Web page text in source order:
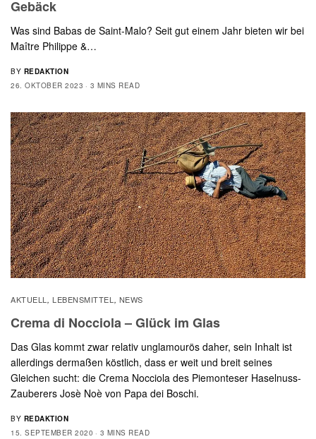
Gebäck
Was sind Babas de Saint-Malo? Seit gut einem Jahr bieten wir bei
Maître Philippe &…
BY REDAKTION
26. OKTOBER 2023
3 MINS READ
AKTUELL , LEBENSMITTEL , NEWS
Crema di Nocciola – Glück im Glas
Das Glas kommt zwar relativ unglamourös daher, sein Inhalt ist
allerdings dermaßen köstlich, dass er weit und breit seines
Gleichen sucht: die Crema Nocciola des Piemonteser Haselnuss-
Zauberers Josè Noè von Papa dei Boschi.
BY REDAKTION
15. SEPTEMBER 2020
3 MINS READ